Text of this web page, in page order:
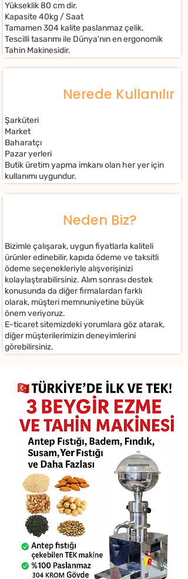
Yükseklik 80 cm dir.
Kapasite 40kg / Saat
Tamamen 304 kalite paslanmaz çelik.
Tescilli tasarımı ile Dünya'nın en ergonomik
Tahin Makinesidir.
Nerede Kullanılır
Şarküteri
Market
Baharatçı
Pazar yerleri
Butik üretim yapma imkanı olan her yer için
kullanımı uygundur.
Neden Biz?
Bizimle çalışarak, uygun fiyatlarla kaliteli
ürünler edinebilir, kapıda ödeme ve taksitli
ödeme seçenekleriyle alışverişinizi
kolaylaştırabilirsiniz. Alım sonrası destek
konusunda da diğer firmalardan farklı
olarak, müşteri memnuniyetine büyük
önem veriyoruz.
E-ticaret sitemizdeki yorumlara göz atarak,
diğer müşterilerimizin deneyimlerini
görebilirsiniz.